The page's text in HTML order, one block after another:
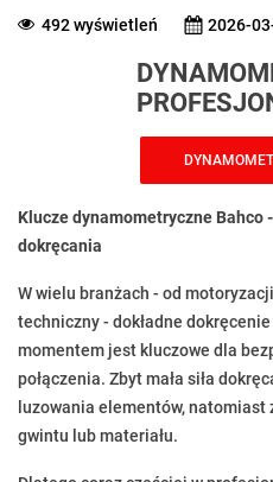
492 wyświetleń 2026-
Klucze dynamometryczne Bahco
dokręcania
W wielu branżach - od
techniczny - dokładne
momentem jest kluczowe dla
połączenia. Zbyt mała siła
luzowania elementów, natomiast
gwintu lub materiału.